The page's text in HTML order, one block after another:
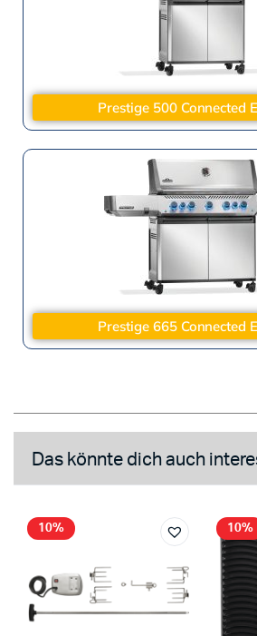
Prestige 500 Connected
Prestige 665 Connected
Das könnte dich auch
10% 10%